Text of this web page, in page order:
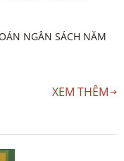
NGÂN SÁCH NĂM
XEM THÊM